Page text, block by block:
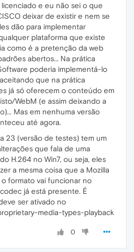
e eu não sei o que
deixar de existir e nem se
dão para implementar
plataforma que existe
como é a pretenção da web
abertos... Na prática
poderia implementá-lo
que na prática
já só oferecem o conteúdo em
WebM (e assim deixando a
Mas em nenhuma versão
até agora.
23 (versão de testes) tem um
que fala de uma
H.264 no Win7, ou seja, eles
a mesma coisa que a Mozilla
formato vai funcionar no
já está presente. É
ser ativado no
media-types-playback
0